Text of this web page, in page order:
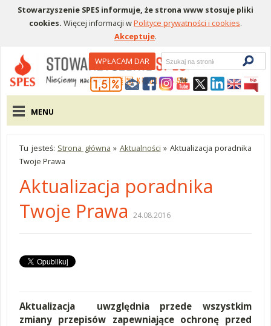
Stowarzyszenie SPES informuje, że strona www stosuje pliki
cookies. Więcej informacji wPolityce prywatności i cookies.
Akceptuje.
Menu pomocniczeWPŁACAM DAR
Wyszukiwarka
Menu główne
MENU
Tu jesteś: Strona główna » Aktualności » Aktualizacja poradnika
Twoje Prawa
Aktualizacja poradnika
Twoje Prawa 24.08.2016
Aktualizacja uwzględnia przede wszystkim
zmiany przepisów zapewniające ochronę przed